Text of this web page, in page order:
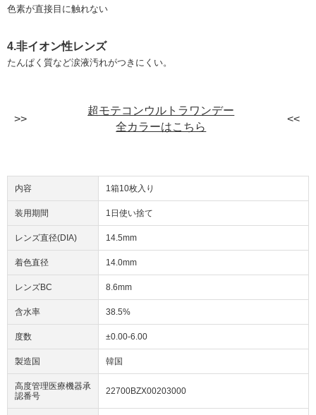
色素が直接目に触れない
4.非イオン性レンズ
たんぱく質など涙液汚れがつきにくい。
超モテコンウルトラワンデー
全カラーはこちら
内容 1箱10枚入り
装用期間 1日使い捨て
レンズ直径(DIA) 14.5mm
着色直径 14.0mm
レンズBC 8.6mm
含水率 38.5%
度数 ±0.00-6.00
製造国 韓国
高度管理医療機器承
認番号
22700BZX00203000